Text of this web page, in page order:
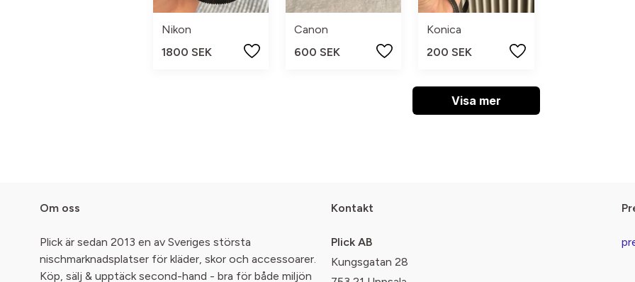
Nikon
1800 SEK
Canon
600 SEK
Konica
200 SEK
Visa mer
Om oss
Plick är sedan 2013 en av Sveriges största
nischmarknadsplatser för kläder, skor och accessoarer.
Köp, sälj & upptäck second-hand - bra för både miljön
Kontakt
Plick AB
Kungsgatan 28